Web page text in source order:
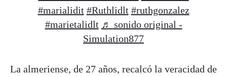
#marialidit #Ruthlidlt #ruthgonzalez
#marietalidlt ♬ sonido original -
Simulation877
La almeriense, de 27 años, recalcó la veracidad de